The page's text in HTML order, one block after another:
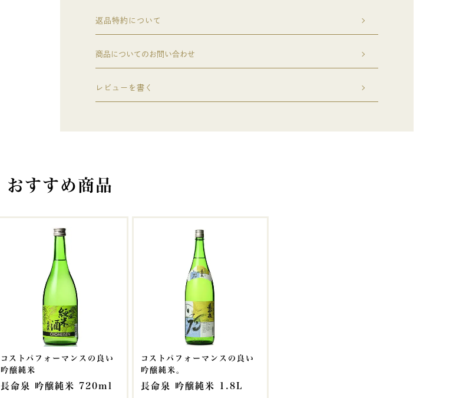
返品特約について
商品についてのお問い合わせ
レビューを書く
おすすめ商品
コストパフォーマンスの良い
吟醸純米
長命泉 吟醸純米 720ml
コストパフォーマンスの良い
吟醸純米。
長命泉 吟醸純米 1.8L